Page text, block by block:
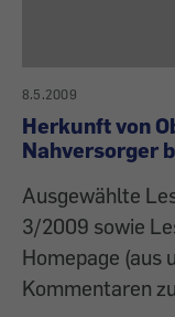
8.5.2009
Herkunft von
Nahversorger
Ausgewählte
3/2009 sowie
Homepage (aus
Kommentaren